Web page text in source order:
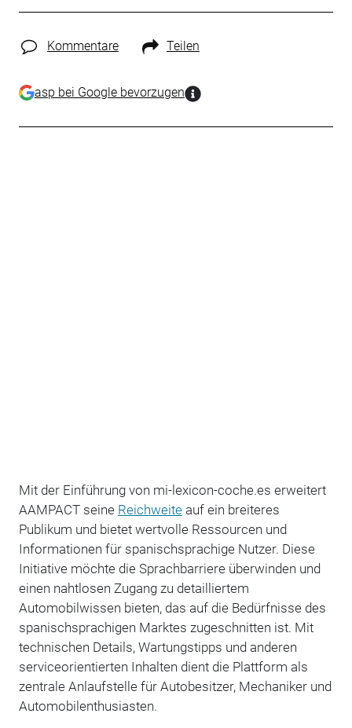
Kommentare Teilen
asp bei Google bevorzugen
Mit der Einführung von mi-lexicon-coche.es erweitert
AAMPACT seine Reichweiteauf ein breiteres
Publikum und bietet wertvolle Ressourcen und
Informationen für spanischsprachige Nutzer. Diese
Initiative möchte die Sprachbarriere überwinden und
einen nahtlosen Zugang zu detailliertem
Automobilwissen bieten, das auf die Bedürfnisse des
spanischsprachigen Marktes zugeschnitten ist. Mit
technischen Details, Wartungstipps und anderen
serviceorientierten Inhalten dient die Plattform als
zentrale Anlaufstelle für Autobesitzer, Mechaniker und
Automobilenthusiasten.